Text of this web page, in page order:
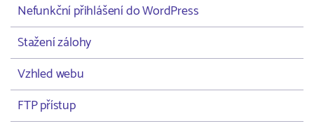
Nefunkční přihlášení do WordPress
Stažení zálohy
Vzhled webu
FTP přístup